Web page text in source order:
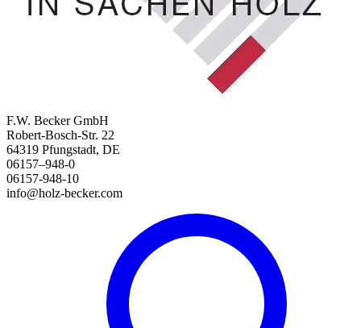
F.W. Becker GmbH
Robert-Bosch-Str. 22
64319 Pfungstadt, DE
06157–948-0
06157-948-10
info@holz-becker.com